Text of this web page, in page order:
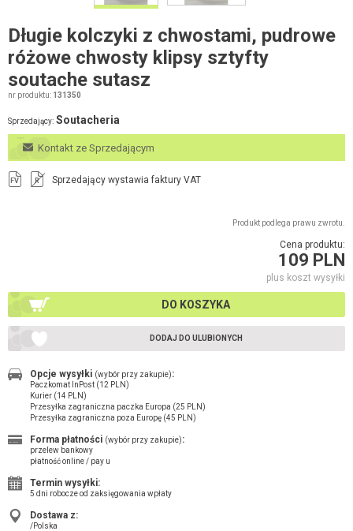
Długie kolczyki z chwostami, pudrowe
różowe chwosty klipsy sztyfty
soutache sutasz
nr produktu: 131350
Sprzedający: Soutacheria
Kontakt ze Sprzedającym
FV R Sprzedający wystawia faktury VAT
Produkt podlega prawu zwrotu.
Cena produktu:
109 PLN
plus koszt wysyłki
DO KOSZYKA
DODAJ DO ULUBIONYCH
Opcje wysyłki (wybór przy zakupie):
Paczkomat InPost (12 PLN)
Kurier (14 PLN)
Przesyłka zagraniczna paczka Europa (25 PLN)
Przesyłka zagraniczna poza Europę (45 PLN)
Forma płatności (wybór przy zakupie):
przelew bankowy
płatność online / pay u
Termin wysyłki:
5 dni robocze od zaksięgowania wpłaty
Dostawa z:
/Polska